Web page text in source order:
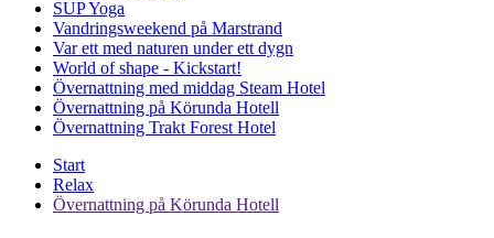
SUP Yoga
Vandringsweekend på Marstrand
Var ett med naturen under ett dygn
World of shape - Kickstart!
Övernattning med middag Steam Hotel
Övernattning på Körunda Hotell
Övernattning Trakt Forest Hotel
Start
Relax
Övernattning på Körunda Hotell